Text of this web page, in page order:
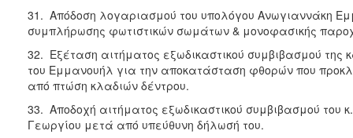
31. Απόδοση λογαριασμού του υπολόγου Ανωγιαννάκη
συμπλήρωσης φωτιστικών σωμάτων & μονοφασικής
32. Εξέταση αιτήματος εξωδικαστικού συμβιβασμού της
του Εμμανουήλ για την αποκατάσταση φθορών που
από πτώση κλαδιών δέντρου.
33. Αποδοχή αιτήματος εξωδικαστικού συμβιβασμού του
Γεωργίου μετά από υπεύθυνη δήλωσή του.